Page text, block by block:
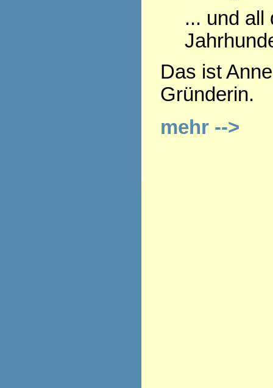
... und all
Das ist
Gründerin.
mehr -->